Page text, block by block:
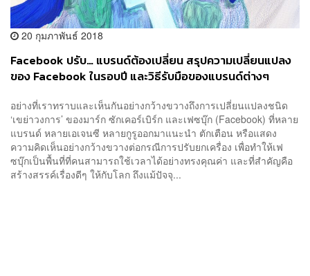
20 กุมภาพันธ์ 2018
Facebook ปรับ… แบรนด์ต้องเปลี่ยน สรุปความเปลี่ยนแปลง
ของ Facebook ในรอบปี และวิธีรับมือของแบรนด์ต่างๆ
อย่างที่เราทราบและเห็นกันอย่างกว้างขวางถึงการเปลี่ยนแปลงชนิด
‘เขย่าวงการ’ ของมาร์ก ซักเคอร์เบิร์ก และเฟซบุ๊ก (Facebook) ที่หลาย
แบรนด์ หลายเอเจนซี หลายกูรูออกมาแนะนำ ตักเตือน หรือแสดง
ความคิดเห็นอย่างกว้างขวางต่อกรณีการปรับยกเครื่อง เพื่อทำให้เฟ
ซบุ๊กเป็นพื้นที่ที่คนสามารถใช้เวลาได้อย่างทรงคุณค่า และที่สำคัญคือ
สร้างสรรค์เรื่องดีๆ ให้กับโลก ถึงแม้ปัจจุ...